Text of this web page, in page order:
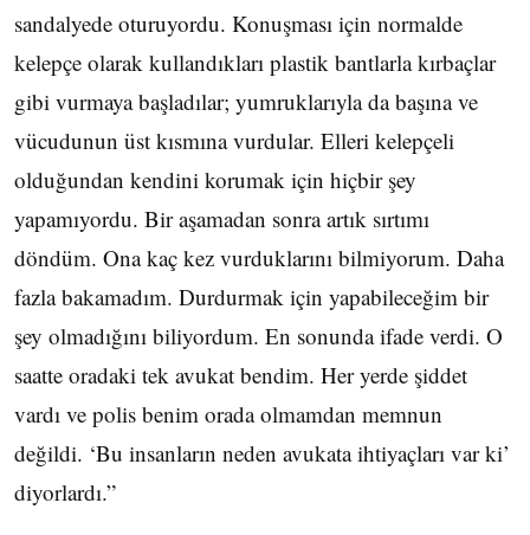
sandalyede oturuyordu. Konuşması için normalde
kelepçe olarak kullandıkları plastik bantlarla kırbaçlar
gibi vurmaya başladılar; yumruklarıyla da başına ve
vücudunun üst kısmına vurdular. Elleri kelepçeli
olduğundan kendini korumak için hiçbir şey
yapamıyordu. Bir aşamadan sonra artık sırtımı
döndüm. Ona kaç kez vurduklarını bilmiyorum. Daha
fazla bakamadım. Durdurmak için yapabileceğim bir
şey olmadığını biliyordum. En sonunda ifade verdi. O
saatte oradaki tek avukat bendim. Her yerde şiddet
vardı ve polis benim orada olmamdan memnun
değildi. ‘Bu insanların neden avukata ihtiyaçları var ki’
diyorlardı.”